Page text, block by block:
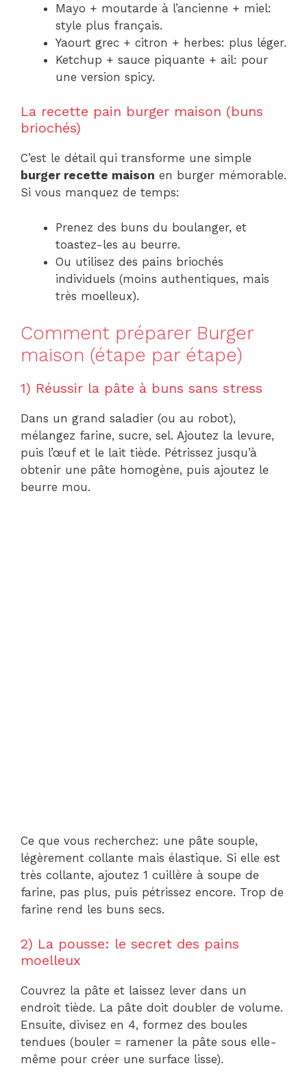
Mayo + moutarde à l’ancienne + miel:
style plus français.
Yaourt grec + citron + herbes: plus léger.
Ketchup + sauce piquante + ail: pour
une version spicy.
La recette pain burger maison (buns
briochés)
C’est le détail qui transforme une simple
burger recette maison en burger mémorable.
Si vous manquez de temps:
Prenez des buns du boulanger, et
toastez-les au beurre.
Ou utilisez des pains briochés
individuels (moins authentiques, mais
très moelleux).
Comment préparer Burger
maison (étape par étape)
1) Réussir la pâte à buns sans stress
Dans un grand saladier (ou au robot),
mélangez farine, sucre, sel. Ajoutez la levure,
puis l’œuf et le lait tiède. Pétrissez jusqu’à
obtenir une pâte homogène, puis ajoutez le
beurre mou.
Ce que vous recherchez: une pâte souple,
légèrement collante mais élastique. Si elle est
très collante, ajoutez 1 cuillère à soupe de
farine, pas plus, puis pétrissez encore. Trop de
farine rend les buns secs.
2) La pousse: le secret des pains
moelleux
Couvrez la pâte et laissez lever dans un
endroit tiède. La pâte doit doubler de volume.
Ensuite, divisez en 4, formez des boules
tendues (bouler = ramener la pâte sous elle-
même pour créer une surface lisse).